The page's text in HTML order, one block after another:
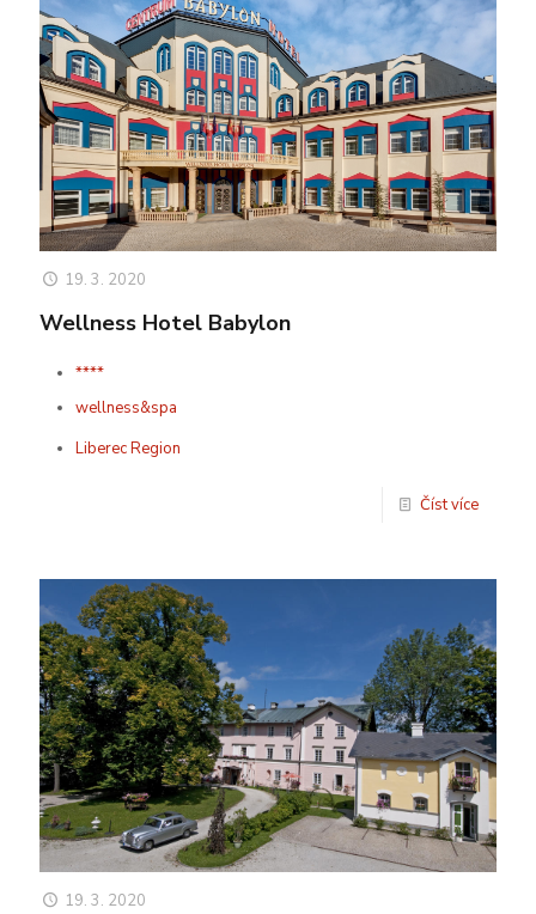
19. 3. 2020
Wellness Hotel Babylon
****
wellness&spa
Liberec Region
Číst více
19. 3. 2020